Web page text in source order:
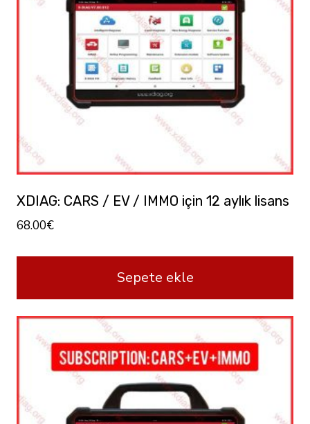
XDIAG: CARS / EV / IMMO için 12 aylık lisans
68.00€
Sepete ekle